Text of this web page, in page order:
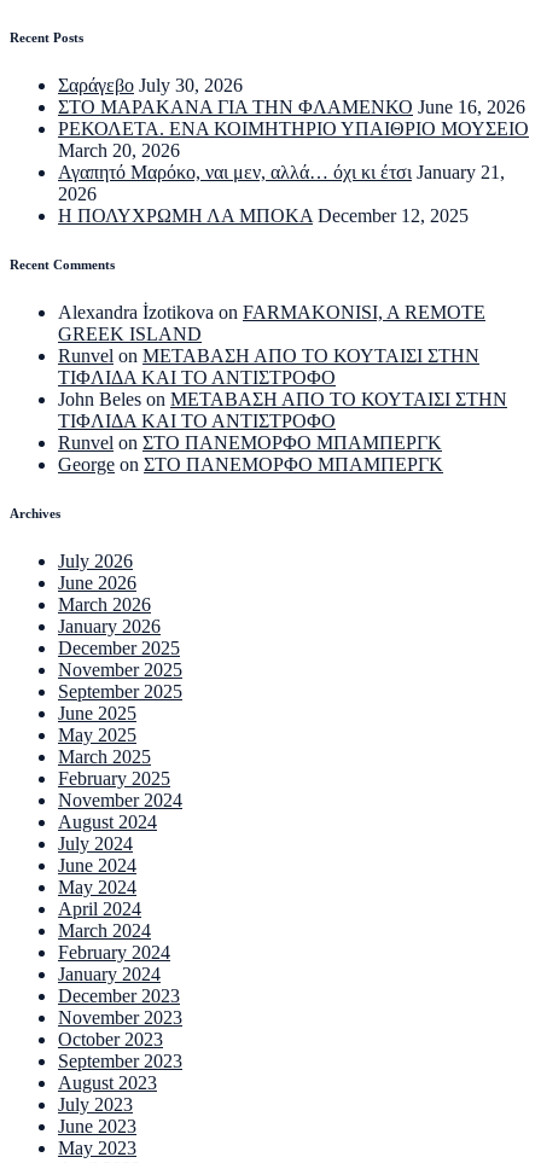
Recent Posts
Σαράγεβο July 30, 2026
ΣΤΟ ΜΑΡΑΚΑΝΑ ΓΙΑ ΤΗΝ ΦΛΑΜΕΝΚΟ June 16, 2026
ΡΕΚΟΛΕΤΑ. ΕΝΑ ΚΟΙΜΗΤΗΡΙΟ ΥΠΑΙΘΡΙΟ ΜΟΥΣΕΙΟ
March 20, 2026
Αγαπητό Μαρόκο, ναι μεν, αλλά… όχι κι έτσι January 21,
2026
Η ΠΟΛΥΧΡΩΜΗ ΛΑ ΜΠΟΚΑ December 12, 2025
Recent Comments
Alexandra İzotikova on FARMAKONISI, A REMOTE
GREEK ISLAND
Runvel on ΜΕΤΑΒΑΣΗ ΑΠΟ ΤΟ ΚΟΥΤΑΙΣΙ ΣΤΗΝ
ΤΙΦΛΙΔΑ ΚΑΙ ΤΟ ΑΝΤΙΣΤΡΟΦΟ
John Beles on ΜΕΤΑΒΑΣΗ ΑΠΟ ΤΟ ΚΟΥΤΑΙΣΙ ΣΤΗΝ
ΤΙΦΛΙΔΑ ΚΑΙ ΤΟ ΑΝΤΙΣΤΡΟΦΟ
Runvel on ΣΤΟ ΠΑΝΕΜΟΡΦΟ ΜΠΑΜΠΕΡΓΚ
George on ΣΤΟ ΠΑΝΕΜΟΡΦΟ ΜΠΑΜΠΕΡΓΚ
Archives
July 2026
June 2026
March 2026
January 2026
December 2025
November 2025
September 2025
June 2025
May 2025
March 2025
February 2025
November 2024
August 2024
July 2024
June 2024
May 2024
April 2024
March 2024
February 2024
January 2024
December 2023
November 2023
October 2023
September 2023
August 2023
July 2023
June 2023
May 2023